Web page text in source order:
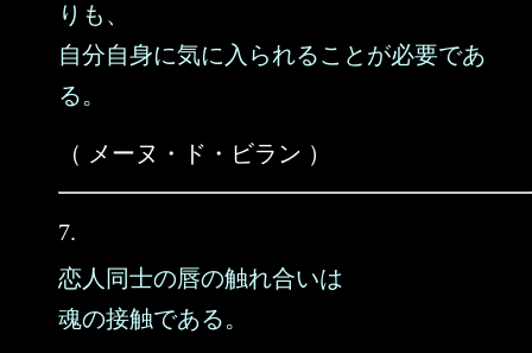
りも、
自分自身に気に入られることが必要であ
る。
（ メーヌ・ド・ビラン ）
7.
恋人同士の唇の触れ合いは
魂の接触である。